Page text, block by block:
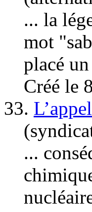
... la
mot
placé
Créé le
33.
...